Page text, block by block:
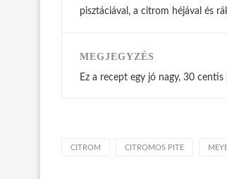
pisztáciával, a citrom héjával és
MEGJEGYZÉS
Ez a recept egy jó nagy, 30 centis
CITROM CITROMOS PITE